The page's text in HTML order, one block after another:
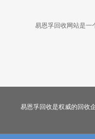
易恩孚回收网站是
易恩孚回收是权威的回收